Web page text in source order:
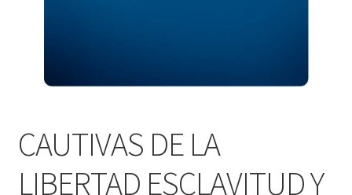
Tienda
CAUTIVAS DE LA
LIBERTAD ESCLAVITUD Y